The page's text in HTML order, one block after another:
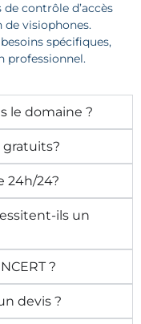
contrôle d’accès
de visiophones.
spécifiques,
professionnel.
le domaine ?
gratuits?
24h/24?
ils un
?
devis ?